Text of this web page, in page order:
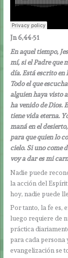
Jn 6,44-51
En aquel tiempo,
mí, si el Padre que
día. Está escrito en
Todo el que
alguien haya visto
ha venido de Dios.
tiene vida eterna.
maná en el
para que quien lo
cielo. Si uno come
voy a dar es mi
Nadie puede
la acción del
hoy, nadie puede
Por tanto, la fe es,
luego requiere de
práctica
para cada persona
evangelización se